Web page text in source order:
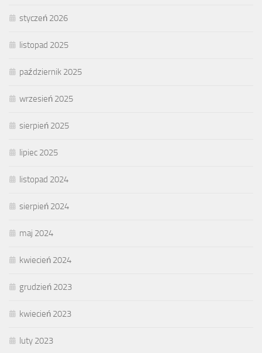
styczeń 2026
listopad 2025
październik 2025
wrzesień 2025
sierpień 2025
lipiec 2025
listopad 2024
sierpień 2024
maj 2024
kwiecień 2024
grudzień 2023
kwiecień 2023
luty 2023